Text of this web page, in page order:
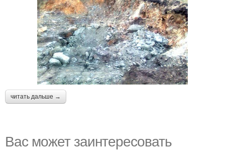
читать дальше →
Вас может заинтересовать